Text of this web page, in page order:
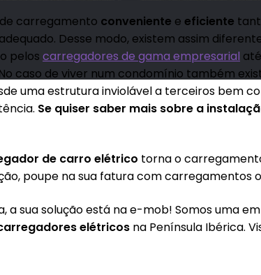
carregamento conveniente e eficiente
Desse modo, existem assim
pelos carregadores de gama empresarial
caso de viver num condomínio também
uma estrutura inviolável a terceiros bem
Se quiser saber mais sobre a
de carro elétrico torna o
poupe na sua fatura com carregamentos
a sua solução está na e-mob! Somos uma
elétricos na Península Ibérica.